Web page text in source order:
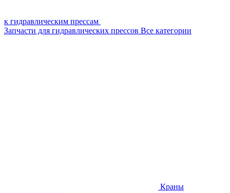
к гидравлическим прессам
Запчасти для гидравлических прессов Все категории
Краны